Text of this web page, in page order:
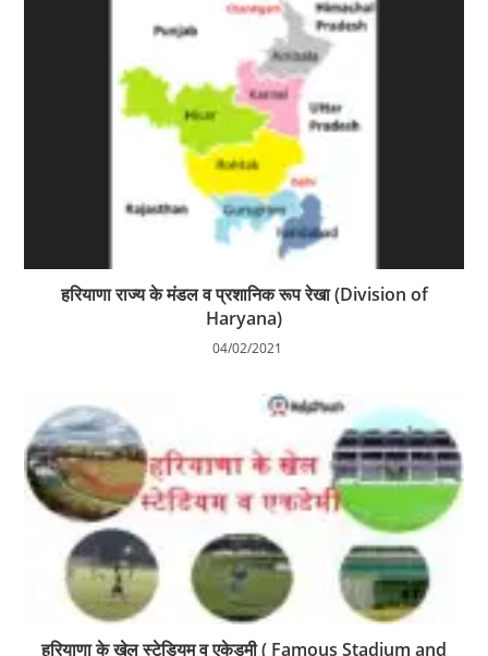
हरियाणा राज्य के मंडल व प्रशानिक रूप रेखा (Division of
Haryana)
04/02/2021
हरियाणा के खेल स्टेडियम व एकेडमी ( Famous Stadium and